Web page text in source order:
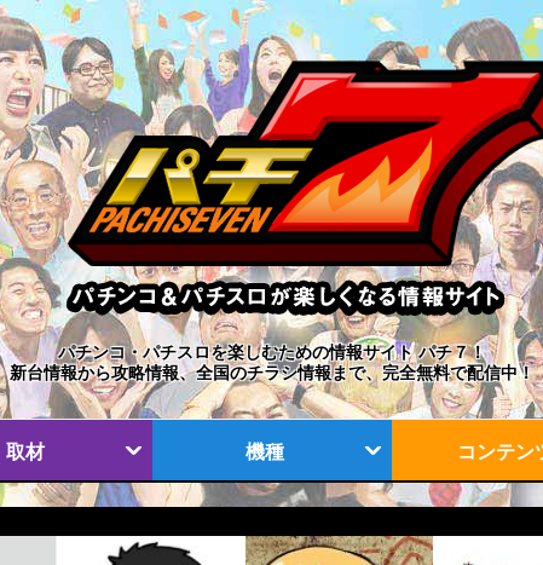
パチンコ・パチスロを楽しむための情報サイト パチ７！
新台情報から攻略情報、全国のチラシ情報まで、完全無料で配信中！
取材 機種 コンテン